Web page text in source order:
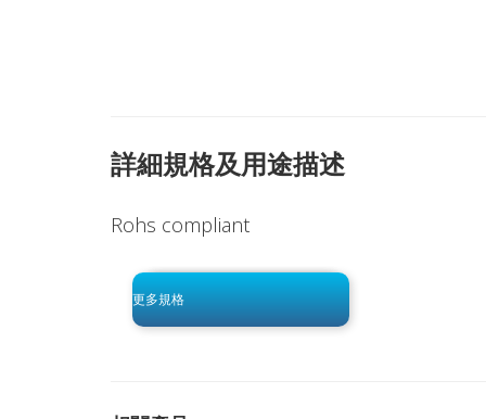
詳細規格及用途描述
Rohs compliant
更多規格
click to begin
-0 KB .pdf